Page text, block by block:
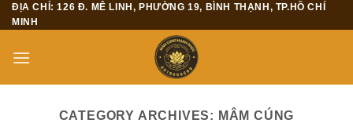
Skip
to
ĐỊA CHỈ: 126 Đ. MÊ LINH, PHƯỜNG 19, BÌNH THẠNH, TP.HỒ CHÍ
MINH
CATEGORY ARCHIVES: MÂM CÚNG